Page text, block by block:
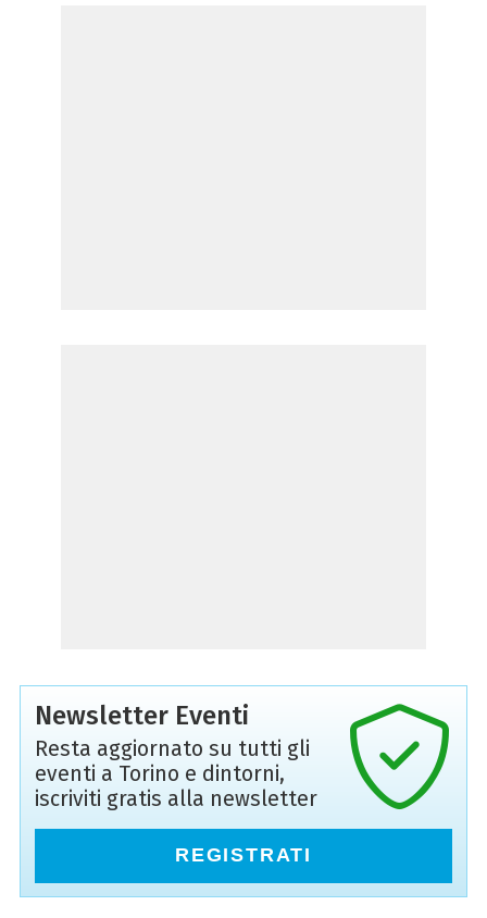
Newsletter Eventi
Resta aggiornato su tutti gli
eventi a Torino e dintorni,
iscriviti gratis alla newsletter
REGISTRATI